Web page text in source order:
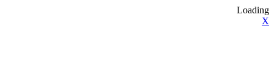
Loading
X